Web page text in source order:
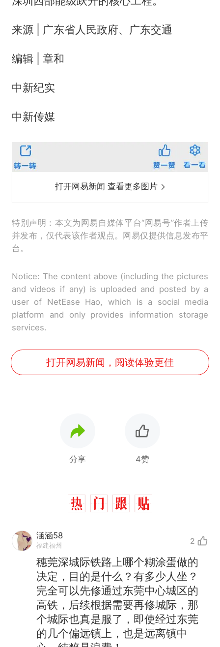
来源 | 广东省人民政府、广东交通
编辑 | 章和
中新纪实
中新传媒
打开网易新闻 查看更多图片
特别声明：本文为网易自媒体平台“网易号”作者上传
并发布，仅代表该作者观点。网易仅提供信息发布平
台。
Notice: The content above (including the pictures
and videos if any) is uploaded and posted by a
user of NetEase Hao, which is a social media
platform and only provides information storage
services.
打开网易新闻，阅读体验更佳
分享 4赞
涵涵58
福建福州 2
穗莞深城际铁路上哪个糊涂蛋做的
决定，目的是什么？有多少人坐？
完全可以先修通过东莞中心城区的
高铁，后续根据需要再修城际，那
个城际也真是服了，即使经过东莞
的几个偏远镇上，也是远离镇中